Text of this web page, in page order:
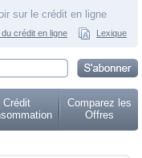
sur le crédit en ligne
crédit en ligne Lexique
Crédit
Comparez les
Offres